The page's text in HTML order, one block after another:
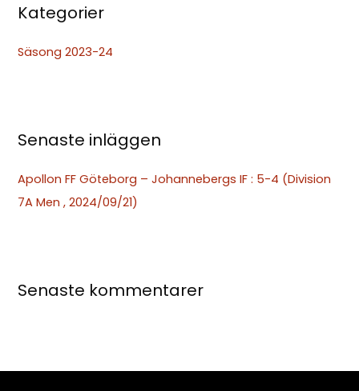
f
e
Kategorier
Säsong 2023-24
Senaste inläggen
Apollon FF Göteborg – Johannebergs IF : 5-4 (Division
7A Men , 2024/09/21)
Senaste kommentarer